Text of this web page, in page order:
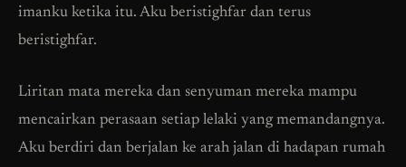
imanku ketika itu. Aku beristighfar dan terus
beristighfar.
Liritan mata mereka dan senyuman mereka mampu
mencairkan perasaan setiap lelaki yang memandangnya.
Aku berdiri dan berjalan ke arah jalan di hadapan rumah